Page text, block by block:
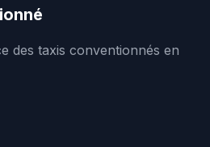
des taxis conventionnés en